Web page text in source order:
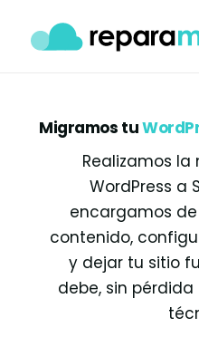
Migramos tu
Realizamos
WordPress a
encargamos
contenido,
y dejar tu sitio
debe, sin